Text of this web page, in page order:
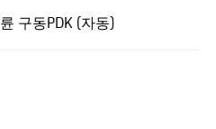
구동PDK (자동)